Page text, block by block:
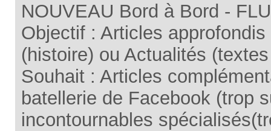
NOUVEAU Bord à Bord -
Objectif : Articles
(histoire) ou Actualités
Souhait : Articles
batellerie de Facebook (trop
incontournables